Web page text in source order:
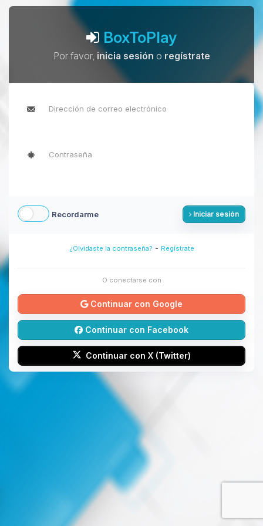
BoxToPlay
Por favor, inicia sesión o regístrate
Recordarme Iniciar sesión
¿Olvidaste la contraseña? - Regístrate
O conectarse con
Continuar con Google
Continuar con Facebook
Continuar con X (Twitter)